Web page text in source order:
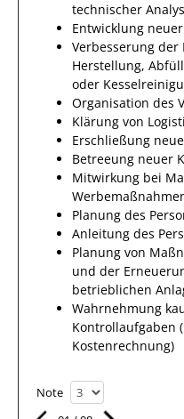
technischer
Entwicklung
Verbesserung
Herstellung,
oder
Organisation des
Klärung von
Erschließung
Betreeung neuer
Mitwirkung bei
Planung des
Anleitung des
Planung von
und der
betrieblichen
Wahrnehmung
Kontrollaufgaben
Kostenrechnung)
Note